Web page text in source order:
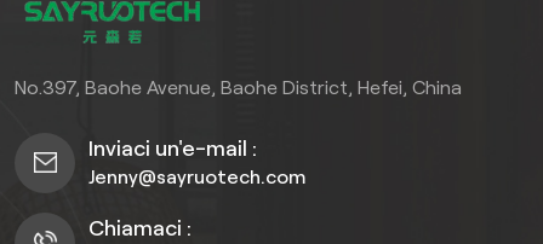
No.397, Baohe Avenue, Baohe District, Hefei, China
Inviaci un'e-mail :
Jenny@sayruotech.com
Chiamaci :